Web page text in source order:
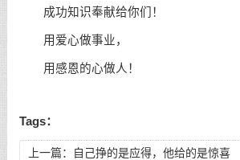
成功知识奉献给你们！
用爱心做事业，
用感恩的心做人！
Tags：
上一篇：
自己挣的是应得，他给的是惊喜